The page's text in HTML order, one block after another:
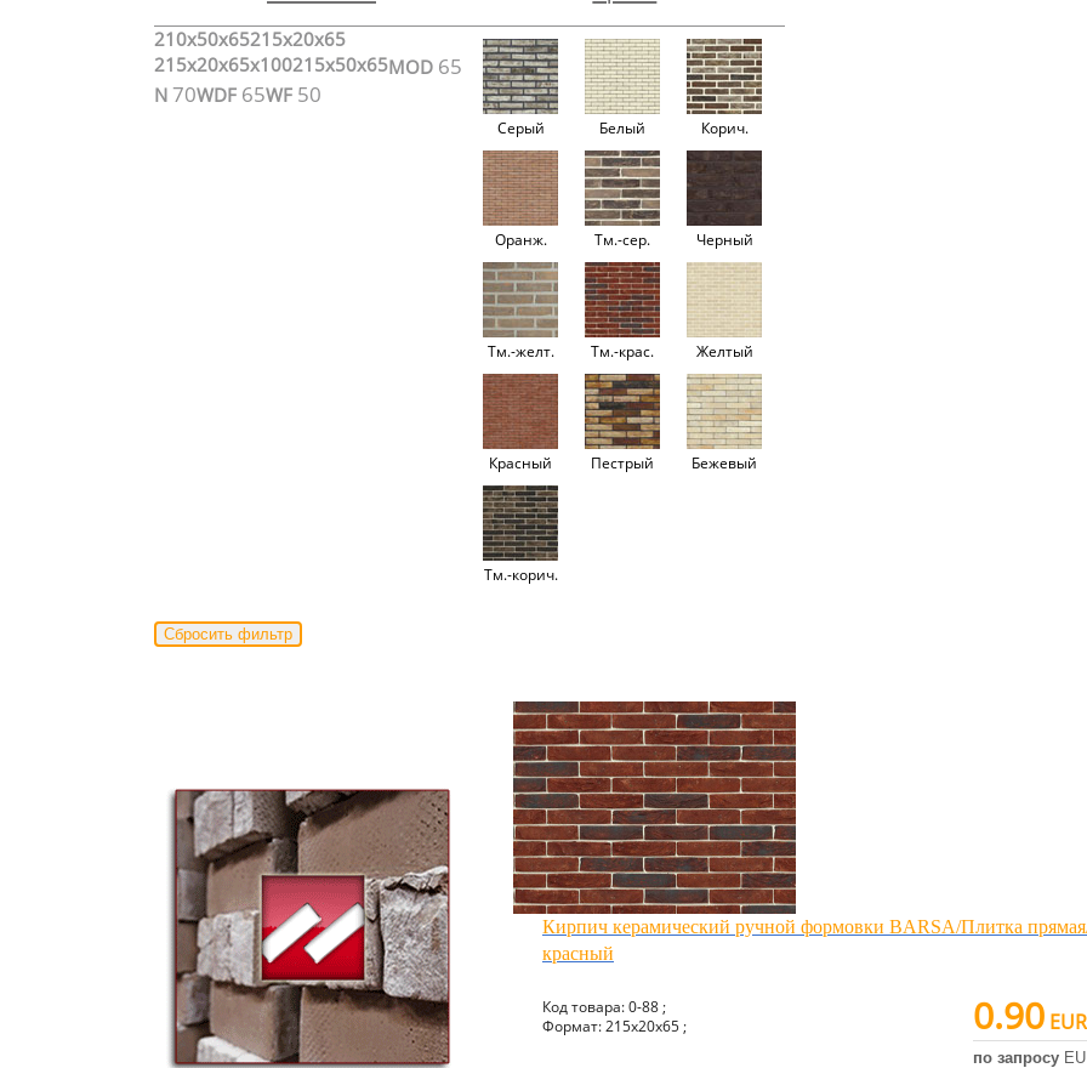
210x50x65215x20x65
215x20x65x100215x50x65MOD 65
N 70WDF 65WF 50
Серый Белый Корич.
Оранж. Тм.-сер. Черный
Тм.-желт. Тм.-крас. Желтый
Красный Пестрый Бежевый
Тм.-корич.
Кирпич керамический ручной формовки BARSA/Плитка
красный
Код товара: 0-88 ;
Формат: 215x20x65 ;
0.90 EUR
по запросу